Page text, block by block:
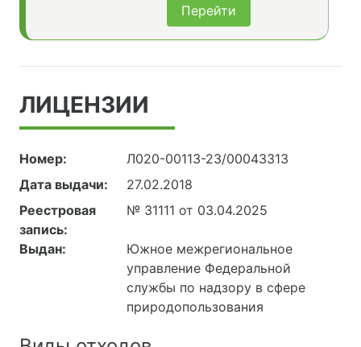
Перейти
ЛИЦЕНЗИИ
Номер:
Л020-00113-23/00043313
Дата выдачи:
27.02.2018
Реестровая
запись:
№ 31111 от 03.04.2025
Выдан:
Южное межрегиональное
управление Федеральной
службы по надзору в сфере
природопользования